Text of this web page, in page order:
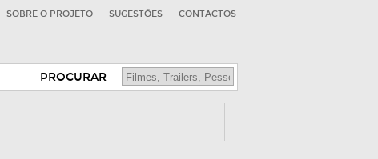
SOBRE O PROJETO SUGESTÕES CONTACTOS
PROCURAR